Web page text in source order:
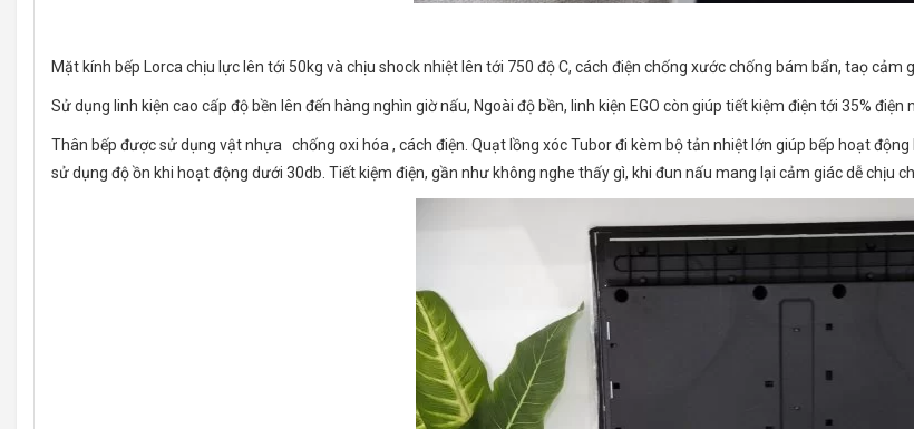
Mặt kính bếp Lorca chịu lực lên tới 50kg và chịu shock nhiệt lên tới 750 độ C, cách điện chống xước chống bám bẩn, taọ cảm
Sử dụng linh kiện cao cấp độ bền lên đến hàng nghìn giờ nấu, Ngoài độ bền, linh kiện EGO còn giúp tiết kiệm điện tới 35%
Thân bếp được sử dụng vật nhựa chống oxi hóa , cách điện. Quạt lồng xóc Tubor đi kèm bộ tản nhiệt lớn giúp bếp hoạt
sử dụng độ ồn khi hoạt động dưới 30db. Tiết kiệm điện, gần như không nghe thấy gì, khi đun nấu mang lại cảm giác dễ chịu